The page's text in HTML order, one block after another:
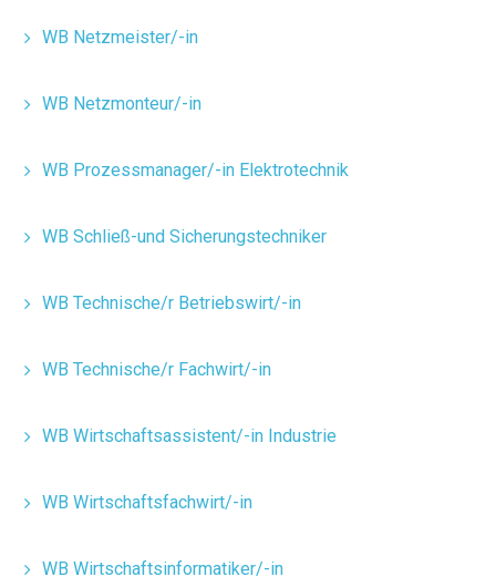
WB Netzmeister/-in
WB Netzmonteur/-in
WB Prozessmanager/-in Elektrotechnik
WB Schließ-und Sicherungstechniker
WB Technische/r Betriebswirt/-in
WB Technische/r Fachwirt/-in
WB Wirtschaftsassistent/-in Industrie
WB Wirtschaftsfachwirt/-in
WB Wirtschaftsinformatiker/-in